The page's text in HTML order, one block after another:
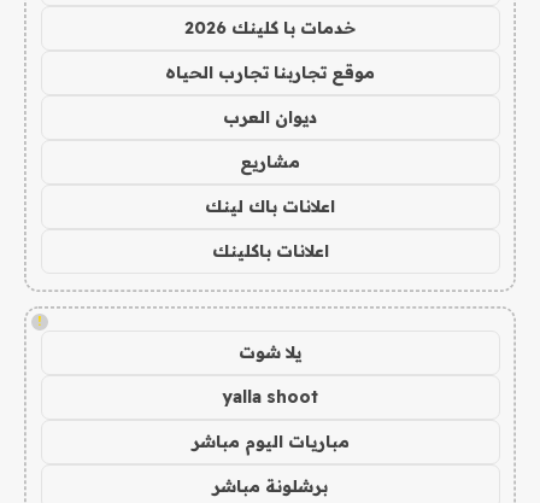
خدمات با كلينك 2026
موقع تجاربنا تجارب الحياه
ديوان العرب
مشاريع
اعلانات باك لينك
اعلانات باكلينك
!
يلا شوت
yalla shoot
مباريات اليوم مباشر
برشلونة مباشر